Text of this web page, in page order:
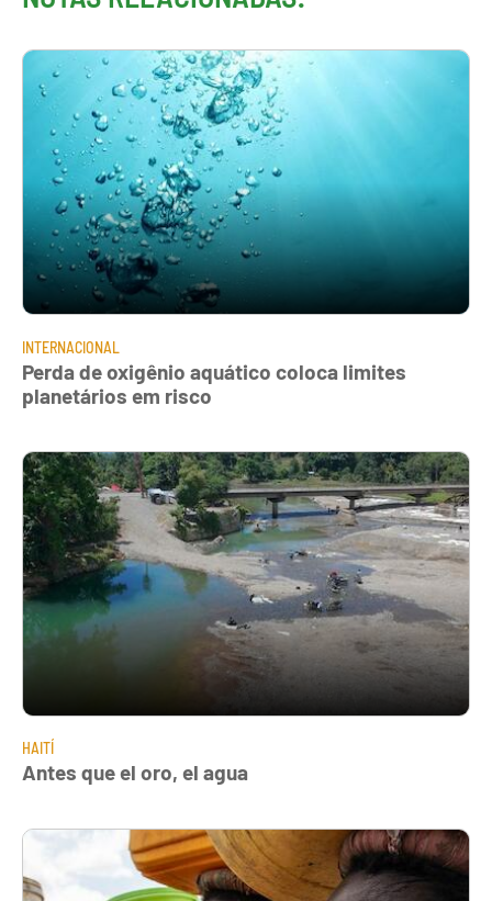
INTERNACIONAL
Perda de oxigênio aquático coloca limites
planetários em risco
HAITÍ
Antes que el oro, el agua